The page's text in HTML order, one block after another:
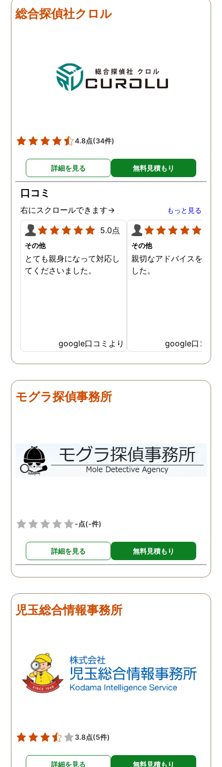
総合探偵社クロル
4.8点(34件)
詳細を見る 無料見積もり
口コミ
右にスクロールできます→ もっと見る
5.0点
その他
とても親身になって対応し
てくださいました。
google口コミより
その他
親切なアドバイスを頂き
した。
google口コミ
モグラ探偵事務所
-点(-件)
詳細を見る 無料見積もり
児玉総合情報事務所
3.8点(5件)
詳細を見る 無料見積もり